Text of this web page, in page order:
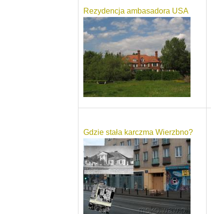
Rezydencja ambasadora USA
Gdzie stała karczma Wierzbno?